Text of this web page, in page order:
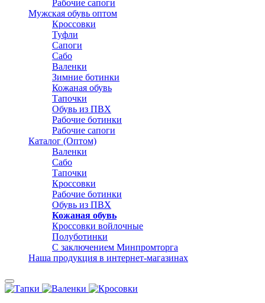
Рабочие сапоги
Мужская обувь оптом
Кроссовки
Туфли
Сапоги
Сабо
Валенки
Зимние ботинки
Кожаная обувь
Тапочки
Обувь из ПВХ
Рабочие ботинки
Рабочие сапоги
Каталог (Оптом)
Валенки
Сабо
Тапочки
Кроссовки
Рабочие ботинки
Обувь из ПВХ
Кожаная обувь
Кроссовки войлочные
Полуботинки
С заключением Минпромторга
Наша продукция в интернет-магазинах